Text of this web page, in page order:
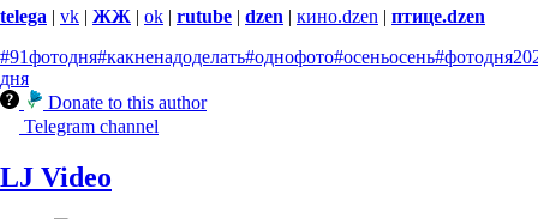
telega | vk | ЖЖ | ok | rutube | dzen | кино.dzen | птице.dzen
#91фотодня#какненадоделать#однофото#осеньосень#фотодня
дня
Donate to this author
Telegram channel
LJ Video